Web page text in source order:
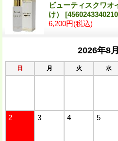
ビューティスクワ
け） [4560243340210
6,200円(税込)
2026年8月
日 月 火 水
2 3 4 5